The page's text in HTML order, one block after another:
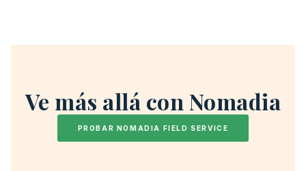
Ve más allá con Nomadia
PROBAR NOMADIA FIELD SERVICE